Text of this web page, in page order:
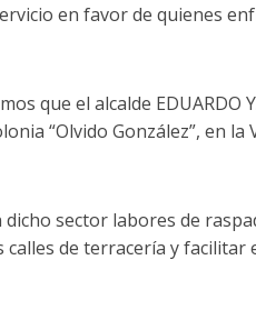
en favor de quienes
que el alcalde EDUARDO
“Olvido González”, en
dicho sector labores de
calles de terracería y